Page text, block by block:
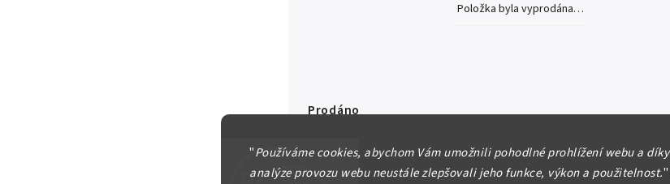
"Používáme cookies, abychom Vám umožnili pohodlné prohlížení webu a díky
analýze provozu webu neustále zlepšovali jeho funkce, výkon a použitelnost."
Položka byla vyprodána…
Prodáno
Položka byla vyprodána…